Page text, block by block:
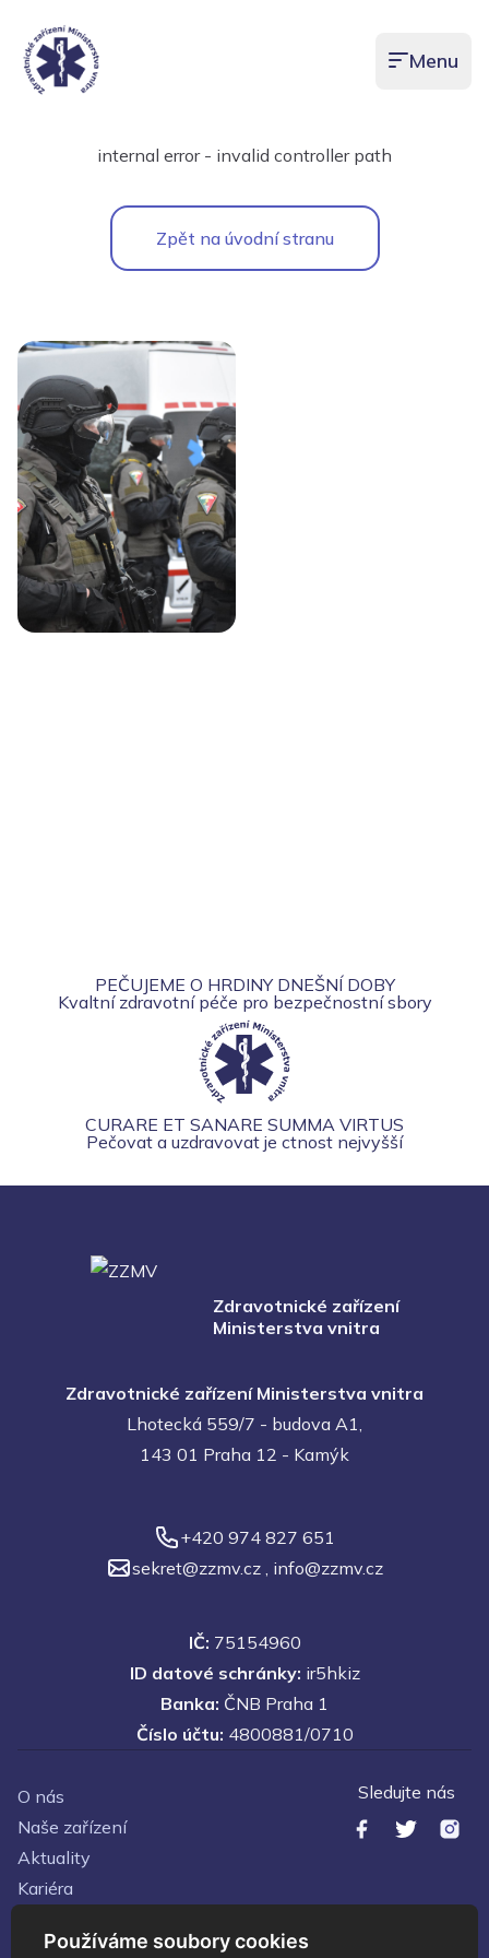
Používáme soubory cookies
Otevřít
Menu
internal error - invalid controller path
Zpět na úvodní stranu
PEČUJEME O HRDINY DNEŠNÍ DOBY
Kvaltní zdravotní péče pro bezpečnostní sbory
CURARE ET SANARE SUMMA VIRTUS
Pečovat a uzdravovat je ctnost nejvyšší
Zdravotnické zařízení
Ministerstva vnitra
Zdravotnické zařízení Ministerstva vnitra
Lhotecká 559/7 - budova A1,
143 01 Praha 12 - Kamýk
+420 974 827 651
sekret@zzmv.cz , info@zzmv.cz
IČ: 75154960
ID datové schránky: ir5hkiz
Banka: ČNB Praha 1
Číslo účtu: 4800881/0710
O nás
Naše zařízení
Aktuality
Kariéra
Sledujte nás